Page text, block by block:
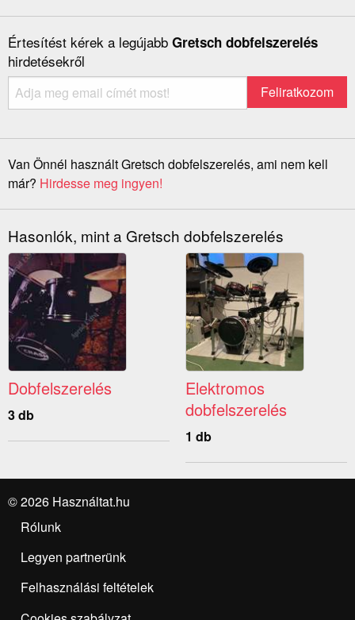
Értesítést kérek a legújabb Gretsch dobfelszerelés
hirdetésekről
Van Önnél használt Gretsch dobfelszerelés, ami nem kell
már? Hirdesse meg ingyen!
Hasonlók, mint a Gretsch dobfelszerelés
Dobfelszerelés
3 db
Elektromos
dobfelszerelés
1 db
© 2026 Használtat.hu
Rólunk
Legyen partnerünk
Felhasználási feltételek